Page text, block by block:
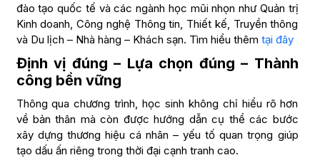
đào tạo quốc tế và các ngành học mũi nhọn như Quản trị
Kinh doanh, Công nghệ Thông tin, Thiết kế, Truyền thông
và Du lịch – Nhà hàng – Khách sạn. Tìm hiểu thêm tại đây
Định vị đúng – Lựa chọn đúng – Thành
công bền vững
Thông qua chương trình, học sinh không chỉ hiểu rõ hơn
về bản thân mà còn được hướng dẫn cụ thể các bước
xây dựng thương hiệu cá nhân – yếu tố quan trọng giúp
tạo dấu ấn riêng trong thời đại cạnh tranh cao.